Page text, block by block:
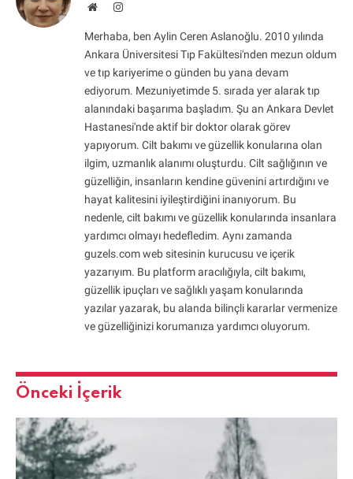
WebsiteInstagram
Merhaba, ben Aylin Ceren Aslanoğlu. 2010 yılında
Ankara Üniversitesi Tıp Fakültesi'nden mezun oldum
ve tıp kariyerime o günden bu yana devam
ediyorum. Mezuniyetimde 5. sırada yer alarak tıp
alanındaki başarıma başladım. Şu an Ankara Devlet
Hastanesi'nde aktif bir doktor olarak görev
yapıyorum. Cilt bakımı ve güzellik konularına olan
ilgim, uzmanlık alanımı oluşturdu. Cilt sağlığının ve
güzelliğin, insanların kendine güvenini artırdığını ve
hayat kalitesini iyileştirdiğini inanıyorum. Bu
nedenle, cilt bakımı ve güzellik konularında insanlara
yardımcı olmayı hedefledim. Aynı zamanda
guzels.com web sitesinin kurucusu ve içerik
yazarıyım. Bu platform aracılığıyla, cilt bakımı,
güzellik ipuçları ve sağlıklı yaşam konularında
yazılar yazarak, bu alanda bilinçli kararlar vermenize
ve güzelliğinizi korumanıza yardımcı oluyorum.
Önceki İçerik